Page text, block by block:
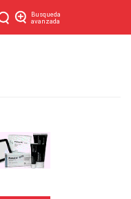
Busqueda
avanzada